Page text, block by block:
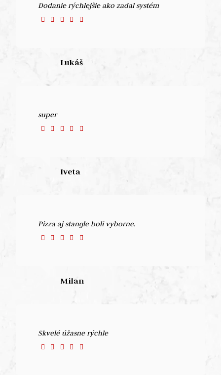
Dodanie rýchlejšie ako zadal systém
Lukáš
super
Iveta
Pizza aj stangle boli vyborne.
Milan
Skvelé úžasne rýchle